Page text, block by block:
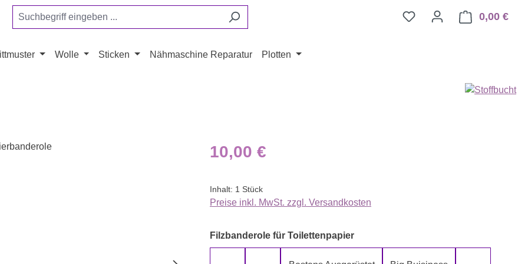
0,00 €
Wolle Sticken Nähmaschine Reparatur Plotten
Regulärer Preis:
10,00 €
Inhalt: 1 Stück
Preise inkl. MwSt. zzgl. Versandkosten
Filzbanderole für Toilettenpapierauswählen